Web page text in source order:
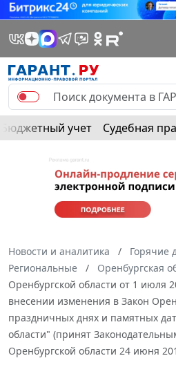
Бюджетный учет Судебная
Новости и аналитика
Горячие
Региональные
Оренбургская
Оренбургской области от 1 июля
внесении изменения в Закон
праздничных днях и памятных
области" (принят
Оренбургской области 24 июня